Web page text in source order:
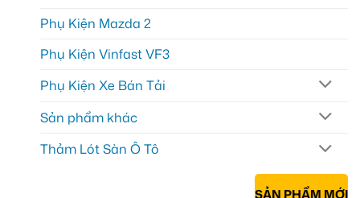
Phụ Kiện Mazda 2
Phụ Kiện Vinfast VF3
Phụ Kiện Xe Bán Tải
Sản phẩm khác
Thảm Lót Sàn Ô Tô
SẢN PHẨM MỚI